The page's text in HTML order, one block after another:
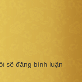
sẽ đăng bình luận